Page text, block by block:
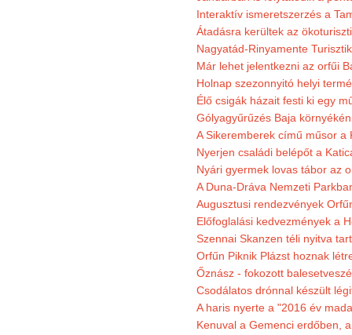
Interaktív ismeretszerzés a
Átadásra kerültek az
Nagyatád-Rinyamente
Már lehet jelentkezni az orfűi
Holnap szezonnyitó helyi
Élő csigák házait festi ki egy
Gólyagyűrűzés Baja
A Sikeremberek című műsor a
Nyerjen családi belépőt a
Nyári gyermek lovas tábor az
A Duna-Dráva Nemzeti
Augusztusi rendezvények
Előfoglalási kedvezmények a
Szennai Skanzen téli nyitva
Orfűn Piknik Plázst hoznak
Őznász - fokozott
Csodálatos drónnal készült
A haris nyerte a "2016 év
Kenuval a Gemenci erdőben,